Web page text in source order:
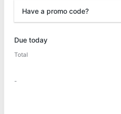
Have a promo code?
Due today
Total
-